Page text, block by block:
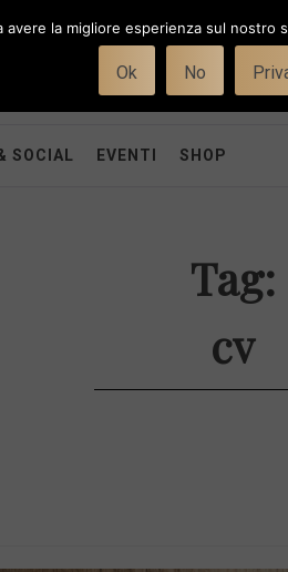
SOCIAL EVENTI SHOP
Tag:
cv
la migliore esperienza sul
Ok No